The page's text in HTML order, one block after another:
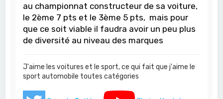
au championnat constructeur de sa voiture,
le 2ème 7 pts et le 3ème 5 pts, mais pour
que ce soit viable il faudra avoir un peu plus
de diversité au niveau des marques
J'aime les voitures et le sport, ce qui fait que j'aime le
sport automobile toutes catégories